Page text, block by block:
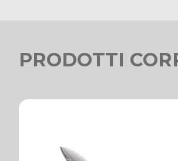
lame di differenti lunghezze.
PRODOTTI